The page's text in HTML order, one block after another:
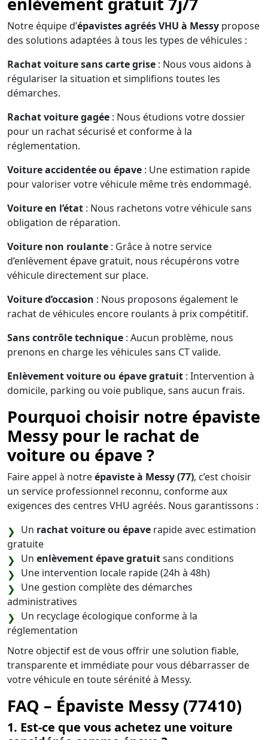
Notre équipe d’épavistes agréés VHU à Messy propose
des solutions adaptées à tous les types de véhicules :
Rachat voiture sans carte grise : Nous vous aidons à
régulariser la situation et simplifions toutes les
démarches.
Rachat voiture gagée : Nous étudions votre dossier
pour un rachat sécurisé et conforme à la
réglementation.
Voiture accidentée ou épave : Une estimation rapide
pour valoriser votre véhicule même très endommagé.
Voiture en l’état : Nous rachetons votre véhicule sans
obligation de réparation.
Voiture non roulante : Grâce à notre service
d’enlèvement épave gratuit, nous récupérons votre
véhicule directement sur place.
Voiture d’occasion : Nous proposons également le
rachat de véhicules encore roulants à prix compétitif.
Sans contrôle technique : Aucun problème, nous
prenons en charge les véhicules sans CT valide.
Enlèvement voiture ou épave gratuit : Intervention à
domicile, parking ou voie publique, sans aucun frais.
Pourquoi choisir notre épaviste
Messy pour le rachat de
voiture ou épave ?
Faire appel à notreépaviste à Messy (77), c’est choisir
un service professionnel reconnu, conforme aux
exigences des centres VHU agréés. Nous garantissons :
Un rachat voiture ou épave rapide avec estimation
gratuite
Un enlèvement épave gratuitsans conditions
Une intervention locale rapide (24h à 48h)
Une gestion complète des démarches
administratives
Un recyclage écologique conforme à la
réglementation
Notre objectif est de vous offrir une solution fiable,
transparente et immédiate pour vous débarrasser de
votre véhicule en toute sérénité à Messy.
FAQ – Épaviste Messy (77410)
1. Est-ce que vous achetez une voiture